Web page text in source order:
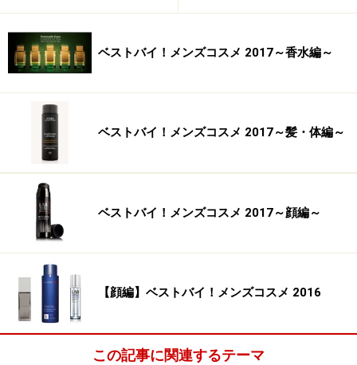
ベストバイ！メンズコスメ 2017～香水編～
ベストバイ！メンズコスメ 2017～髪・体編～
ベストバイ！メンズコスメ 2017～顔編～
【顔編】ベストバイ！メンズコスメ 2016
この記事に関連するテーマ